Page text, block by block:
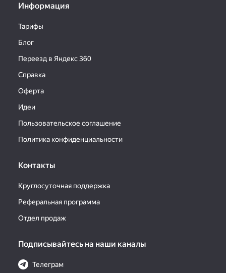
Информация
Тарифы
Блог
Переезд в Яндекс 360
Справка
Оферта
Идеи
Пользовательское соглашение
Политика конфиденциальности
Контакты
Круглосуточная поддержка
Реферальная программа
Отдел продаж
Подписывайтесь на наши каналы
Телеграм